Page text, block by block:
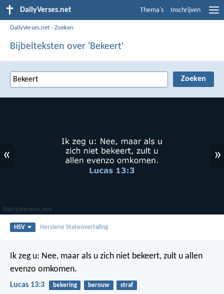
DailyVerses.net Thema's Inschrijven
DailyVerses.net ›Zoeken
Bijbelteksten over 'Bekeert'
« »
HSV Herziene Statenvertaling
Ik zeg u: Nee, maar als u zich niet bekeert, zult u allen
evenzo omkomen.
Lucas 13:3 bekering berouw straf